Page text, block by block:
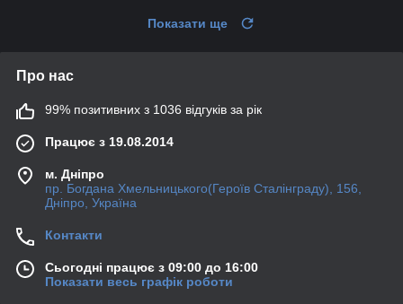
Показати ще
Про нас
99% позитивних з 1036 відгуків за рік
Працює з 19.08.2014
м. Дніпро
пр. Богдана Хмельницького(Героїв Сталінграду), 156,
Дніпро, Україна
Контакти
Сьогодні працює з 09:00 до 16:00
Показати весь графік роботи